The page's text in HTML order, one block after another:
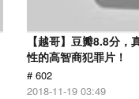
【越哥】豆瓣8.8分，
性的高智商犯罪片！
# 602
2018-11-19 03:49